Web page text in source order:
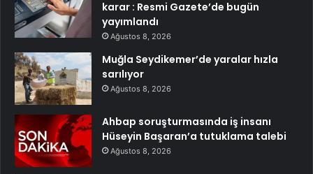
karar : Resmi Gazete’de bugün
yayımlandı
Ağustos 8, 2026
Muğla Seydikemer’de yaralar hızla
sarılıyor
Ağustos 8, 2026
Ahbap soruşturmasında iş insanı
Hüseyin Başaran’a tutuklama talebi
Ağustos 8, 2026